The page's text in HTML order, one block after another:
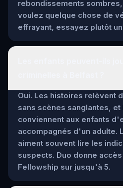
rebondissements
voulez quelque chose de
effrayant, essayez plutôt
Oui. Les histoires relèvent
sans scènes sanglantes,
conviennent aux enfants
accompagnés d'un adulte.
aiment souvent lire les
suspects. Duo donne
Fellowship sur jusqu'à 5.